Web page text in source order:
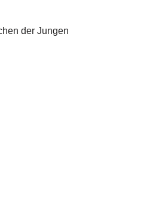
der Jungen